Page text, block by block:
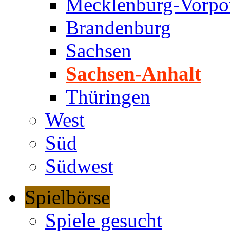
Mecklenburg-
Brandenburg
Sachsen
Sachsen-Anhalt
Thüringen
West
Süd
Südwest
Spielbörse
Spiele gesucht